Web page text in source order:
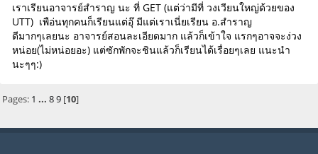
เราเรียนอาจารย์สำราญ นะ ที่ GET (แต่ว่ามีที่ วงเวียนใหญ่ด้วยของ
UTT) เพือ่นทุกคนก็เรียนแต่อุ๊ มีแต่เราเนี่ยเรียน อ.สำราญ
ดีมากๆเลยนะ อาจารย์สอนละเอียดมาก แล้วก็เข้าใจ แรกๆอาจจะง่วง
หน่อย(ไม่หน่อยอะ) แต่ซักพักจะชินแล้วก็เรียนได้เรื่อยๆเลย แนะนำ
นะๆๆ:)
Pages: 1 ... 8 9[10]